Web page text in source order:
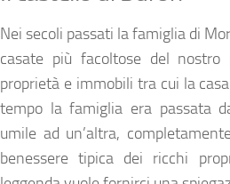
Nei secoli passati la famiglia di
casate più facoltose del nostro
proprietà e immobili tra cui la
tempo la famiglia era passata
umile ad un’altra,
benessere tipica dei ricchi